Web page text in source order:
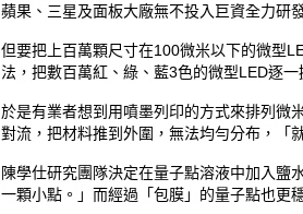
蘋果、三星及面板大廠無不投入巨資全力研
但要把上百萬顆尺寸在100微米以下的微型
法，把數百萬紅、綠、藍3色的微型LED逐
於是有業者想到用噴墨列印的方式來排列微
對流，把材料推到外圍，無法均勻分布，「
陳學仕研究團隊決定在量子點溶液中加入鹽
一顆小點。」而經過「包膜」的量子點也更